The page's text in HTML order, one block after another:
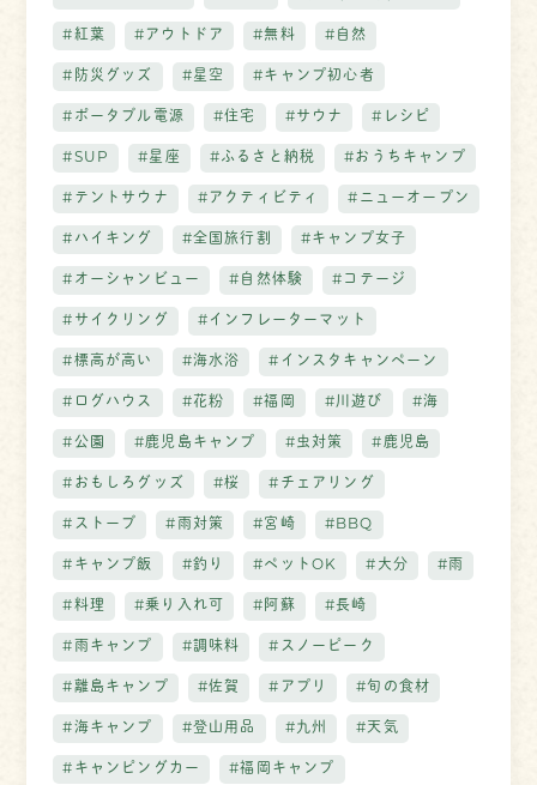
#紅葉 #アウトドア #無料 #自然
#防災グッズ #星空 #キャンプ初心者
#ポータブル電源 #住宅 #サウナ #レシピ
#SUP #星座 #ふるさと納税 #おうちキャンプ
#テントサウナ #アクティビティ #ニューオープン
#ハイキング #全国旅行割 #キャンプ女子
#オーシャンビュー #自然体験 #コテージ
#サイクリング #インフレーターマット
#標高が高い #海水浴 #インスタキャンペーン
#ログハウス #花粉 #福岡 #川遊び #海
#公園 #鹿児島キャンプ #虫対策 #鹿児島
#おもしろグッズ #桜 #チェアリング
#ストーブ #雨対策 #宮崎 #BBQ
#キャンプ飯 #釣り #ペットOK #大分 #雨
#料理 #乗り入れ可 #阿蘇 #長崎
#雨キャンプ #調味料 #スノーピーク
#離島キャンプ #佐賀 #アプリ #旬の食材
#海キャンプ #登山用品 #九州 #天気
#キャンピングカー #福岡キャンプ